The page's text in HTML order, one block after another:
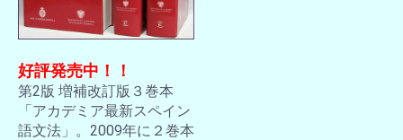
好評発売中！！
第2版 増補改訂版３巻本
「アカデミア最新スペイン
語文法」。2009年に２巻本